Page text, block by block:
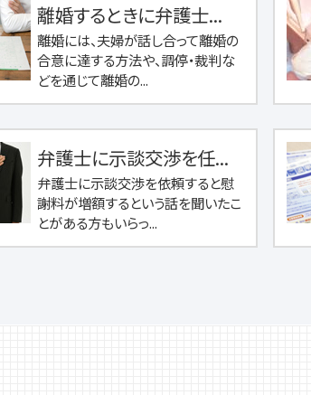
離婚するときに弁護士...
離婚には、夫婦が話し合って離婚の
合意に達する方法や、調停・裁判な
どを通じて離婚の...
弁護士に示談交渉を任...
弁護士に示談交渉を依頼すると慰
謝料が増額するという話を聞いたこ
とがある方もいらっ...